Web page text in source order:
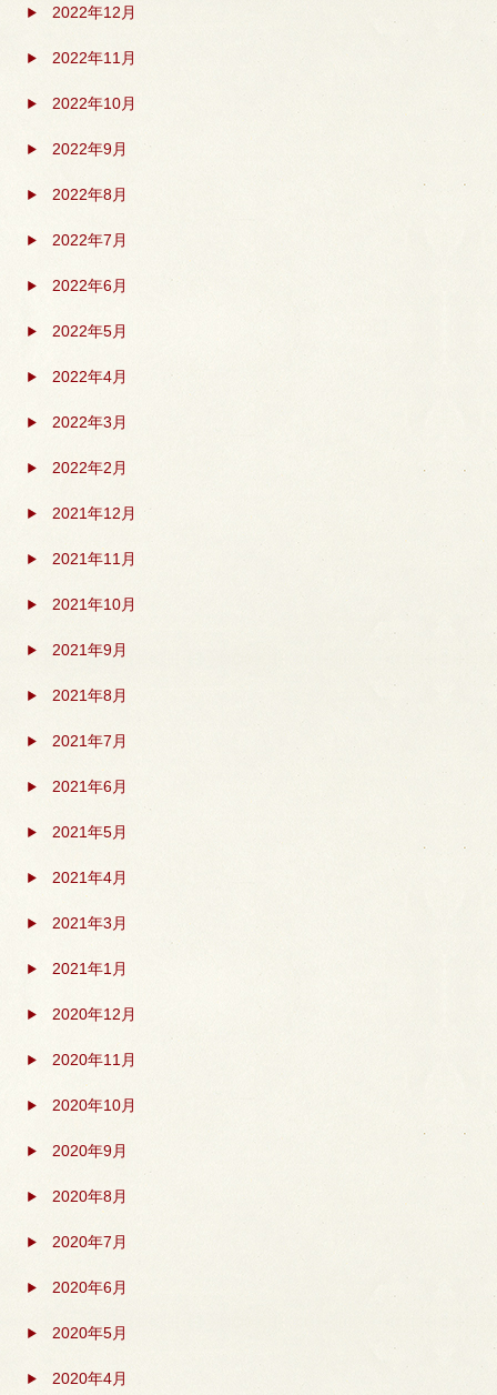
2022年12月
2022年11月
2022年10月
2022年9月
2022年8月
2022年7月
2022年6月
2022年5月
2022年4月
2022年3月
2022年2月
2021年12月
2021年11月
2021年10月
2021年9月
2021年8月
2021年7月
2021年6月
2021年5月
2021年4月
2021年3月
2021年1月
2020年12月
2020年11月
2020年10月
2020年9月
2020年8月
2020年7月
2020年6月
2020年5月
2020年4月